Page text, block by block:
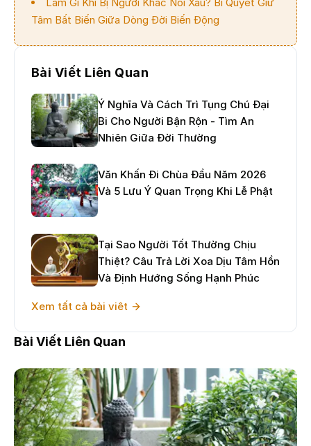
Tâm Bất Biến Giữa Dòng Đời Biến Động
Bài Viết Liên Quan
Ý Nghĩa Và Cách Trì Tụng Chú Đại
Bi Cho Người Bận Rộn - Tìm An
Nhiên Giữa Đời Thường
Văn Khấn Đi Chùa Đầu Năm 2026
Và 5 Lưu Ý Quan Trọng Khi Lễ Phật
Tại Sao Người Tốt Thường Chịu
Thiệt? Câu Trả Lời Xoa Dịu Tâm Hồn
Và Định Hướng Sống Hạnh Phúc
Xem tất cả bài viêt
Bài Viết Liên Quan